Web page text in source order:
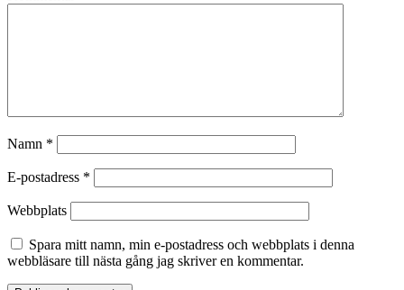
Namn *
E-postadress *
Webbplats
Spara mitt namn, min e-postadress och webbplats i denna
webbläsare till nästa gång jag skriver en kommentar.